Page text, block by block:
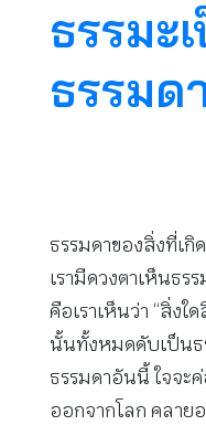
ธรรมะ
ธรรมด
ธรรมดาของสิ่งที่เ
เรามีดวงตาเห็นธร
คือเราเห็นว่า “สิ่งใ
นั้นทั้งหมดดับเป็นธ
ธรรมดาอันนี้ ใจจะ
ออกจากโลก คลาย